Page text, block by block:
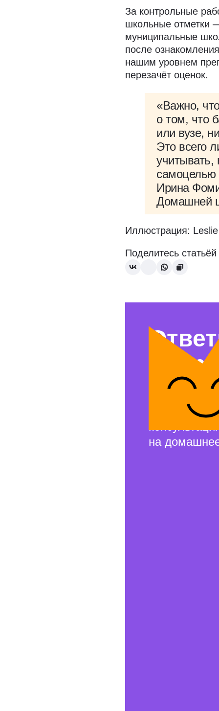
За контрольные
школьные отметки
муниципальные
после
нашим уровнем
перезачёт оценок.
«Важно,
о том, что
или вузе,
Это всего
учитывать,
самоцелью
Ирина
Домашней
Иллюстрация:
Поделитесь статьёй
и проведём
на